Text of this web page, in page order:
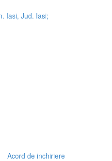
Iasi, Jud. Iasi;
Acord de inchiriere